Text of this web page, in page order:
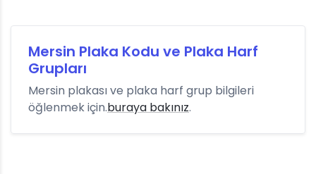
Mersin Plaka Kodu ve Plaka Harf
Grupları
Mersin plakası ve plaka harf grup bilgileri
öğlenmek için.buraya bakınız.